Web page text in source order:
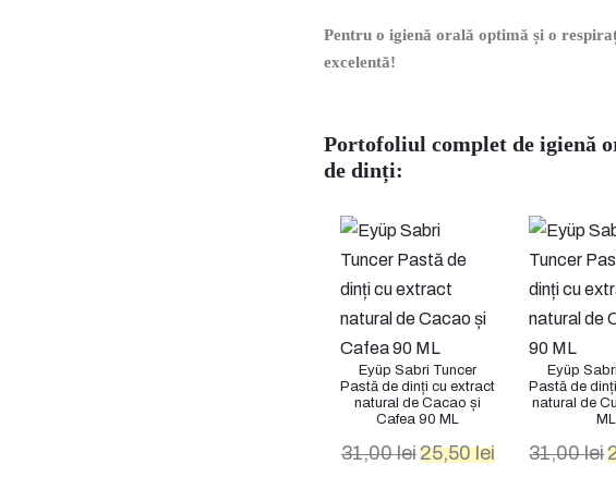
Pentru o igienă orală optimă și o
excelentă!
Portofoliul complet de igienă
de dinți:
Eyüp Sabri Tuncer
Pastă de dinți cu extract
natural de Cacao și
Cafea 90 ML
31,00lei Prețul
25,50leiPrețul
Eyüp
Pastă de
natural de
ML
31,00lei